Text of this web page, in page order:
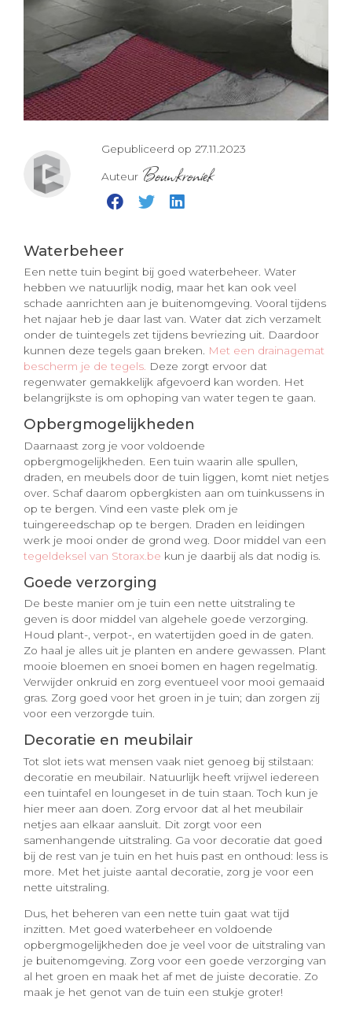
Gepubliceerd op 27.11.2023
Auteur Bouwkroniek
Waterbeheer
Een nette tuin begint bij goed waterbeheer. Water
hebben we natuurlijk nodig, maar het kan ook veel
schade aanrichten aan je buitenomgeving. Vooral tijdens
het najaar heb je daar last van. Water dat zich verzamelt
onder de tuintegels zet tijdens bevriezing uit. Daardoor
kunnen deze tegels gaan breken. Met een drainagemat
bescherm je de tegels. Deze zorgt ervoor dat
regenwater gemakkelijk afgevoerd kan worden. Het
belangrijkste is om ophoping van water tegen te gaan.
Opbergmogelijkheden
Daarnaast zorg je voor voldoende
opbergmogelijkheden. Een tuin waarin alle spullen,
draden, en meubels door de tuin liggen, komt niet netjes
over. Schaf daarom opbergkisten aan om tuinkussens in
op te bergen. Vind een vaste plek om je
tuingereedschap op te bergen. Draden en leidingen
werk je mooi onder de grond weg. Door middel van een
tegeldeksel van Storax.be kun je daarbij als dat nodig is.
Goede verzorging
De beste manier om je tuin een nette uitstraling te
geven is door middel van algehele goede verzorging.
Houd plant-, verpot-, en watertijden goed in de gaten.
Zo haal je alles uit je planten en andere gewassen. Plant
mooie bloemen en snoei bomen en hagen regelmatig.
Verwijder onkruid en zorg eventueel voor mooi gemaaid
gras. Zorg goed voor het groen in je tuin; dan zorgen zij
voor een verzorgde tuin.
Decoratie en meubilair
Tot slot iets wat mensen vaak niet genoeg bij stilstaan:
decoratie en meubilair. Natuurlijk heeft vrijwel iedereen
een tuintafel en loungeset in de tuin staan. Toch kun je
hier meer aan doen. Zorg ervoor dat al het meubilair
netjes aan elkaar aansluit. Dit zorgt voor een
samenhangende uitstraling. Ga voor decoratie dat goed
bij de rest van je tuin en het huis past en onthoud: less is
more. Met het juiste aantal decoratie, zorg je voor een
nette uitstraling.
Dus, het beheren van een nette tuin gaat wat tijd
inzitten. Met goed waterbeheer en voldoende
opbergmogelijkheden doe je veel voor de uitstraling van
je buitenomgeving. Zorg voor een goede verzorging van
al het groen en maak het af met de juiste decoratie. Zo
maak je het genot van de tuin een stukje groter!